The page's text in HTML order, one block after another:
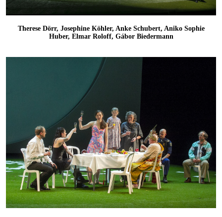
Therese Dörr, Josephine Köhler, Anke Schubert, Aniko Sophie
Huber, Elmar Roloff, Gábor Biedermann